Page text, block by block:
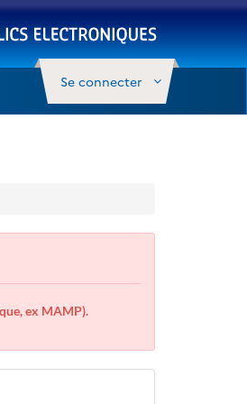
Se connecter
ex MAMP).